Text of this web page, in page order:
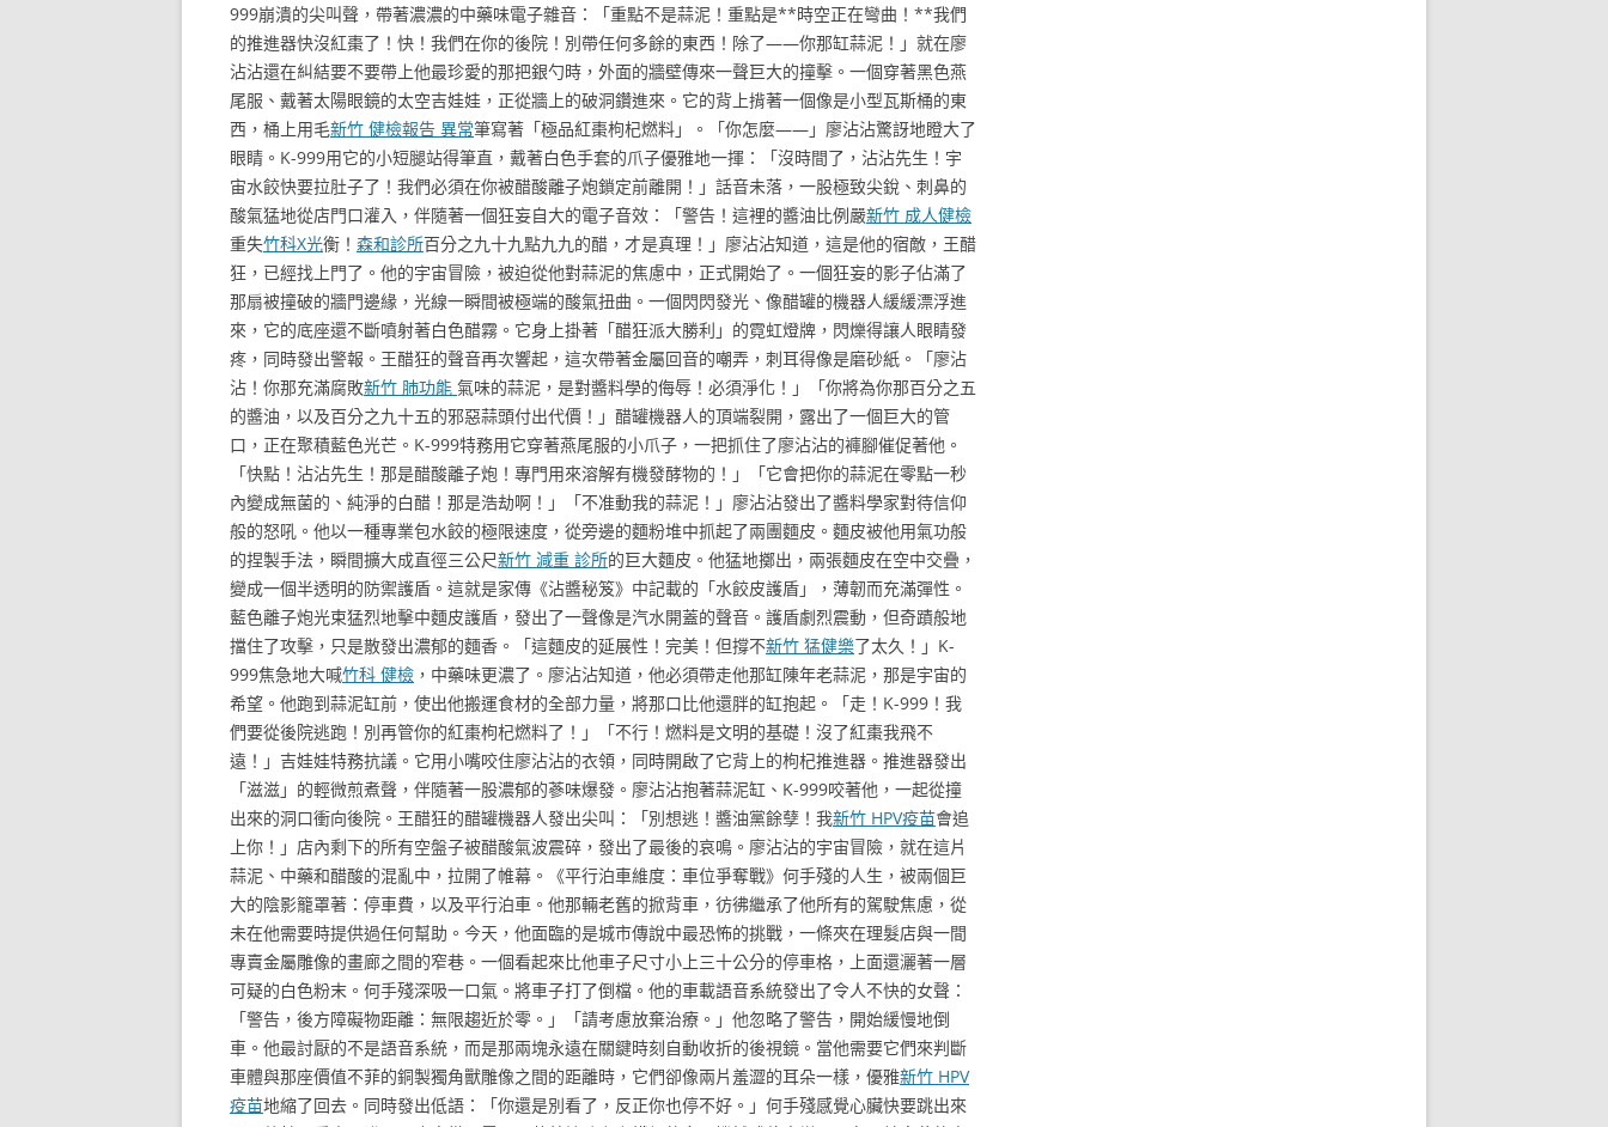
999崩潰的尖叫聲，帶著濃濃的中藥味電子雜音：「重點不是蒜泥！重點是**時空正在彎曲！**我們
的推進器快沒紅棗了！快！我們在你的後院！別帶任何多餘的東西！除了——你那缸蒜泥！」就在廖
沾沾還在糾結要不要帶上他最珍愛的那把銀勺時，外面的牆壁傳來一聲巨大的撞擊。一個穿著黑色燕
尾服、戴著太陽眼鏡的太空吉娃娃，正從牆上的破洞鑽進來。它的背上揹著一個像是小型瓦斯桶的東
西，桶上用毛新竹 健檢報告 異常筆寫著「極品紅棗枸杞燃料」。「你怎麼——」廖沾沾驚訝地瞪大了
眼睛。K-999用它的小短腿站得筆直，戴著白色手套的爪子優雅地一揮：「沒時間了，沾沾先生！宇
宙水餃快要拉肚子了！我們必須在你被醋酸離子炮鎖定前離開！」話音未落，一股極致尖銳、刺鼻的
酸氣猛地從店門口灌入，伴隨著一個狂妄自大的電子音效：「警告！這裡的醬油比例嚴新竹 成人健檢
重失竹科X光衡！ 森和診所百分之九十九點九九的醋，才是真理！」廖沾沾知道，這是他的宿敵，王醋
狂，已經找上門了。他的宇宙冒險，被迫從他對蒜泥的焦慮中，正式開始了。一個狂妄的影子佔滿了
那扇被撞破的牆門邊緣，光線一瞬間被極端的酸氣扭曲。一個閃閃發光、像醋罐的機器人緩緩漂浮進
來，它的底座還不斷噴射著白色醋霧。它身上掛著「醋狂派大勝利」的霓虹燈牌，閃爍得讓人眼睛發
疼，同時發出警報。王醋狂的聲音再次響起，這次帶著金屬回音的嘲弄，刺耳得像是磨砂紙。「廖沾
沾！你那充滿腐敗新竹 肺功能 氣味的蒜泥，是對醬料學的侮辱！必須淨化！」「你將為你那百分之五
的醬油，以及百分之九十五的邪惡蒜頭付出代價！」醋罐機器人的頂端裂開，露出了一個巨大的管
口，正在聚積藍色光芒。K-999特務用它穿著燕尾服的小爪子，一把抓住了廖沾沾的褲腳催促著他。
「快點！沾沾先生！那是醋酸離子炮！專門用來溶解有機發酵物的！」「它會把你的蒜泥在零點一秒
內變成無菌的、純淨的白醋！那是浩劫啊！」「不准動我的蒜泥！」廖沾沾發出了醬料學家對待信仰
般的怒吼。他以一種專業包水餃的極限速度，從旁邊的麵粉堆中抓起了兩團麵皮。麵皮被他用氣功般
的捏製手法，瞬間擴大成直徑三公尺新竹 減重 診所的巨大麵皮。他猛地擲出，兩張麵皮在空中交疊，
變成一個半透明的防禦護盾。這就是家傳《沾醬秘笈》中記載的「水餃皮護盾」，薄韌而充滿彈性。
藍色離子炮光束猛烈地擊中麵皮護盾，發出了一聲像是汽水開蓋的聲音。護盾劇烈震動，但奇蹟般地
擋住了攻擊，只是散發出濃郁的麵香。「這麵皮的延展性！完美！但撐不新竹 猛健樂了太久！」K-
999焦急地大喊竹科 健檢 ，中藥味更濃了。廖沾沾知道，他必須帶走他那缸陳年老蒜泥，那是宇宙的
希望。他跑到蒜泥缸前，使出他搬運食材的全部力量，將那口比他還胖的缸抱起。「走！K-999！我
們要從後院逃跑！別再管你的紅棗枸杞燃料了！」「不行！燃料是文明的基礎！沒了紅棗我飛不
遠！」吉娃娃特務抗議。它用小嘴咬住廖沾沾的衣領，同時開啟了它背上的枸杞推進器。推進器發出
「滋滋」的輕微煎煮聲，伴隨著一股濃郁的蔘味爆發。廖沾沾抱著蒜泥缸、K-999咬著他，一起從撞
出來的洞口衝向後院。王醋狂的醋罐機器人發出尖叫：「別想逃！醬油黨餘孽！我新竹 HPV疫苗會追
上你！」店內剩下的所有空盤子被醋酸氣波震碎，發出了最後的哀鳴。廖沾沾的宇宙冒險，就在這片
蒜泥、中藥和醋酸的混亂中，拉開了帷幕。《平行泊車維度：車位爭奪戰》何手殘的人生，被兩個巨
大的陰影籠罩著：停車費，以及平行泊車。他那輛老舊的掀背車，彷彿繼承了他所有的駕駛焦慮，從
未在他需要時提供過任何幫助。今天，他面臨的是城市傳說中最恐怖的挑戰，一條夾在理髮店與一間
專賣金屬雕像的畫廊之間的窄巷。一個看起來比他車子尺寸小上三十公分的停車格，上面還灑著一層
可疑的白色粉末。何手殘深吸一口氣。將車子打了倒檔。他的車載語音系統發出了令人不快的女聲：
「警告，後方障礙物距離：無限趨近於零。」「請考慮放棄治療。」他忽略了警告，開始緩慢地倒
車。他最討厭的不是語音系統，而是那兩塊永遠在關鍵時刻自動收折的後視鏡。當他需要它們來判斷
車體與那座價值不菲的銅製獨角獸雕像之間的距離時，它們卻像兩片羞澀的耳朵一樣，優雅新竹 HPV
疫苗地縮了回去。同時發出低語：「你還是別看了，反正你也停不好。」何手殘感覺心臟快要跳出來